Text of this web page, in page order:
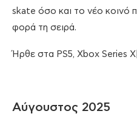
skate όσο και το νέο κοινό
φορά τη σειρά.
Ήρθε στα PS5, Xbox Series
Αύγουστος 2025